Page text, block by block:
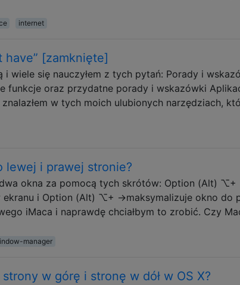
internet
have” [zamknięte]
i wiele się nauczyłem z tych pytań: Porady i
funkcje oraz przydatne porady i wskazówki
w tych moich ulubionych narzędziach,
lewej i prawej stronie?
okna za pomocą tych skrótów: Option (Alt) ⌥+
i Option (Alt) ⌥+ →maksymalizuje okno do
iMaca i naprawdę chciałbym to zrobić. Czy
manager
w górę i stronę w dół w OS X?